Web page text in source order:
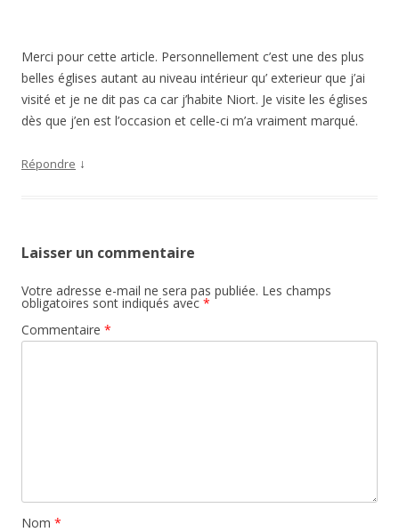
Merci pour cette article. Personnellement c’est une des plus
belles églises autant au niveau intérieur qu’ exterieur que j’ai
visité et je ne dit pas ca car j’habite Niort. Je visite les églises
dès que j’en est l’occasion et celle-ci m’a vraiment marqué.
Répondre ↓
Laisser un commentaire
Votre adresse e-mail ne sera pas publiée. Les champs
obligatoires sont indiqués avec *
Commentaire *
Nom *